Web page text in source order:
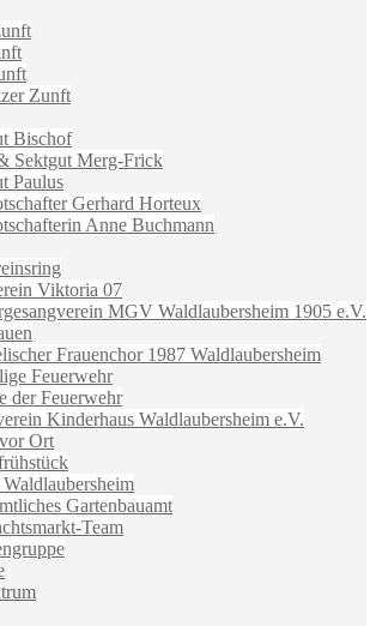
Zunft
Bischof
Sektgut Merg-Frick
Paulus
Gerhard Horteux
Anne Buchmann
Viktoria 07
MGV Waldlaubersheim 1905 e.V.
Frauenchor 1987 Waldlaubersheim
Feuerwehr
der Feuerwehr
Kinderhaus Waldlaubersheim e.V.
Ort
Waldlaubersheim
Gartenbauamt
Team